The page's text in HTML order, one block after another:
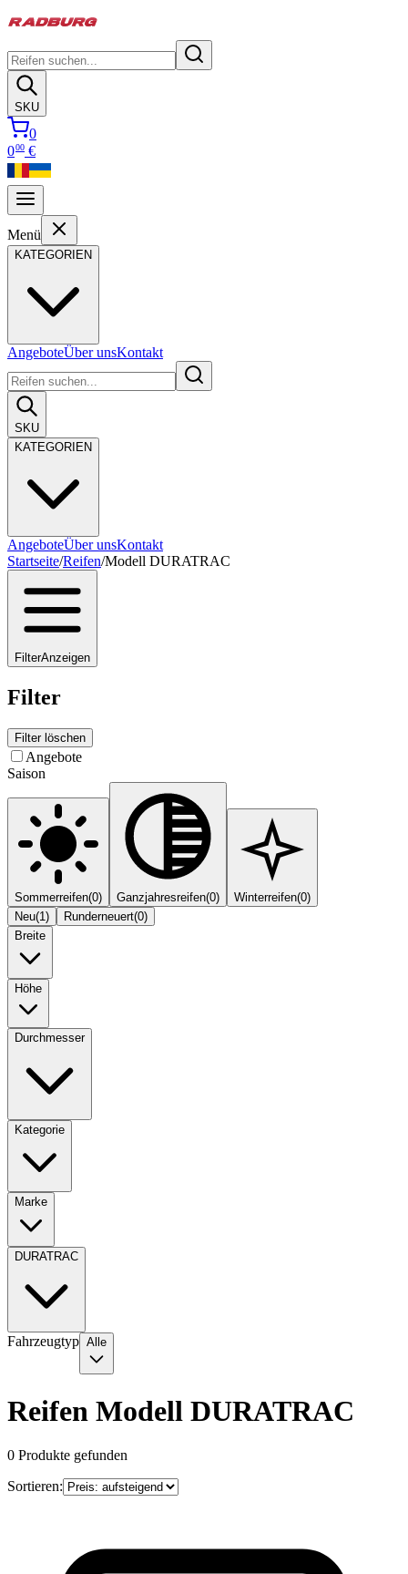
SKU
0
000 €
Menü
KATEGORIEN
AngeboteÜber unsKontakt
SKU
KATEGORIEN
AngeboteÜber unsKontakt
Startseite/Reifen/Modell DURATRAC
FilterAnzeigen
Filter
Filter löschen
Angebote
Saison
Sommerreifen(0) Ganzjahresreifen(0) Winterreifen(0)
Neu(1) Runderneuert(0)
Breite
Höhe
Durchmesser
Kategorie
Marke
DURATRAC
Fahrzeugtyp Alle
Reifen Modell DURATRAC
0 Produkte gefunden
Sortieren: